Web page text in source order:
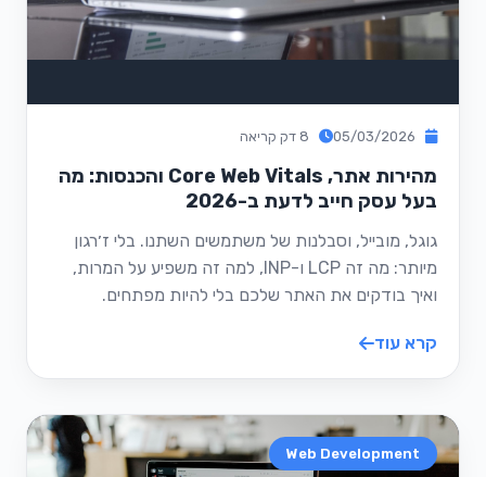
מהירות אתר, Core Web Vitals והכנסות: מה
בעל עסק חייב לדעת ב-2026
גוגל, מובייל, וסבלנות של משתמשים השתנו. בלי ז׳רגון
מיותר: מה זה LCP ו-INP, למה זה משפיע על המרות,
ואיך בודקים את האתר שלכם בלי להיות מפתחים.
קרא עוד
Web Development